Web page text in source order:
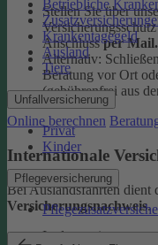
Betriebliche
Krankentagegeld
Ausland
Tiere
Unfallversicherung
Privat
Kinder
Pflegeversicherung
Stellen Sie über
Anschlussper Mail.
Alternativ:
Beratung vor Ort
(gebührenfrei aus
Online berechnen
Internationale
Bei Auslandsfahrten dient
Versicherungsnachweis.
In den meisten